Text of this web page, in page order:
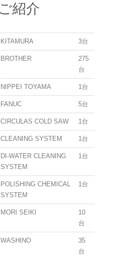
紹介
KITAMURA 3台
BROTHER
275
台
NIPPEI TOYAMA 1台
FANUC 5台
CIRCULAS COLD SAW 1台
CLEANING SYSTEM 1台
DI-WATER CLEANING
SYSTEM
1台
POLISHING CHEMICAL
SYSTEM
1台
MORI SEIKI
10
台
WASHINO
35
台